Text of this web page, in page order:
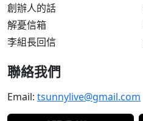
創辦人的話
解憂信箱
李組長回信
聯絡我們
Email: tsunnylive@gmail.com